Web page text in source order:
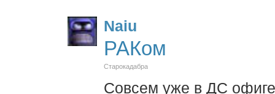
Naiu
РАКом
Старокадабра
Совсем уже в ДС